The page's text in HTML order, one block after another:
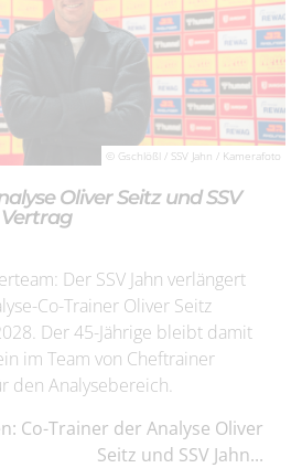
© Gschlößl / SSV Jahn / Kamerafoto
Oliver Seitz und SSV
Der SSV Jahn verlängert
Co-Trainer Oliver Seitz
Der 45-Jährige bleibt damit
im Team von Cheftrainer
den Analysebereich.
Co-Trainer der Analyse Oliver
Seitz und SSV Jahn...